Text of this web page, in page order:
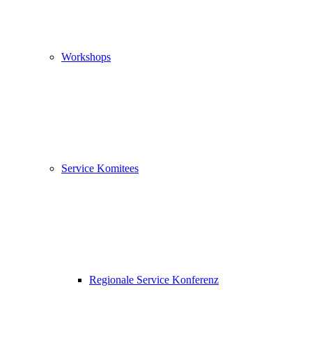
Workshops
Service Komitees
Regionale Service Konferenz